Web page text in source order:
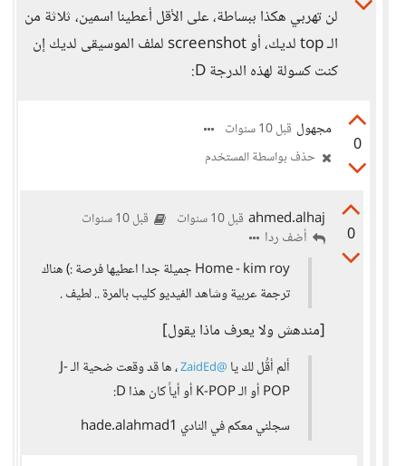
لن تهربي هكذا ببساطة، على الأقل أعطينا اسمين، ثلاثة من
الـ top لديك، أو screenshot لملف الموسيقى لديك إن
كنت كسولة لهذه الدرجة D:
0
مجهول قبل 10 سنوات
حذف بواسطة المستخدم
0
ahmed.alhaj قبل 10 سنوات قبل 10 سنوات
أضف ردا
Home - kim roy جميلة جدا اعطيها فرصة :) هناك
ترجمة عربية وشاهد الفيديو كليب بالمرة .. لطيف .
[مندهش ولا يعرف ماذا يقول]
ألم أقُل لك يا @ZaidEd
، ها قد وقعت ضحية الـ J-
POP أو الـ K-POP أو أياً كان هذا D:
سجلني معكم في النادي hade.alahmad1